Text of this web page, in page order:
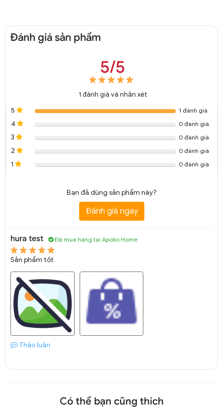
Đánh giá sản phẩm
5/5
1 đánh giá và nhận xét
5
1 đánh giá
4 0 đánh giá
3 0 đánh giá
2 0 đánh giá
1 0 đánh giá
Bạn đã dùng sản phẩm này?
Đánh giá ngay
hura test Đã mua hàng tại Apollo Home
Sản phẩm tốt
Thảo luận
Có thể bạn cũng thích